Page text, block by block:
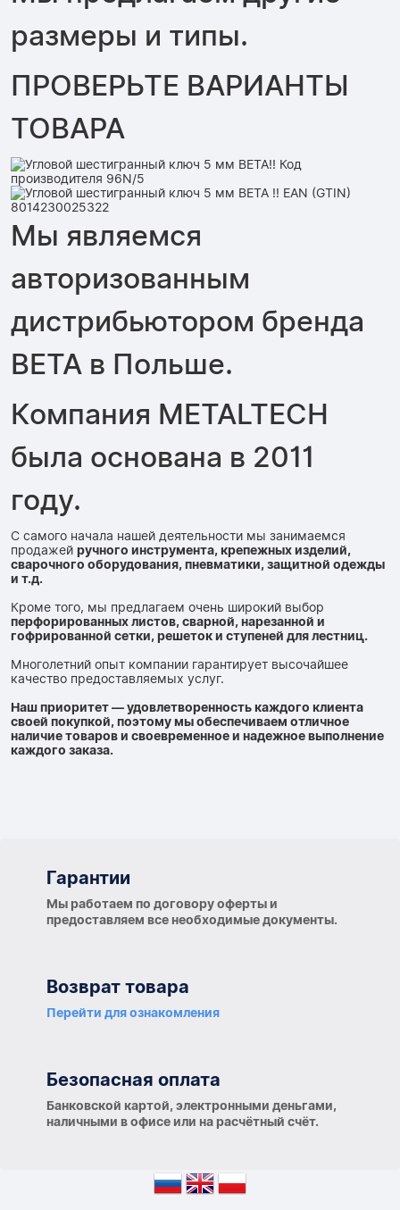
размеры и типы.
ПРОВЕРЬТЕ ВАРИАНТЫ
ТОВАРА
Мы являемся
авторизованным
дистрибьютором бренда
BETA в Польше.
Компания METALTECH
была основана в 2011
году.
С самого начала нашей деятельности мы занимаемся
продажей ручного инструмента, крепежных изделий,
сварочного оборудования, пневматики, защитной одежды
и т.д.
Кроме того, мы предлагаем очень широкий выбор
перфорированных листов, сварной, нарезанной и
гофрированной сетки, решеток и ступеней для лестниц.
Многолетний опыт компании гарантирует высочайшее
качество предоставляемых услуг.
Наш приоритет — удовлетворенность каждого клиента
своей покупкой, поэтому мы обеспечиваем отличное
наличие товаров и своевременное и надежное выполнение
каждого заказа.
Гарантии
Мы работаем по договору оферты и
предоставляем все необходимые документы.
Возврат товара
Перейти для ознакомления
Безопасная оплата
Банковской картой, электронными деньгами,
наличными в офисе или на расчётный счёт.